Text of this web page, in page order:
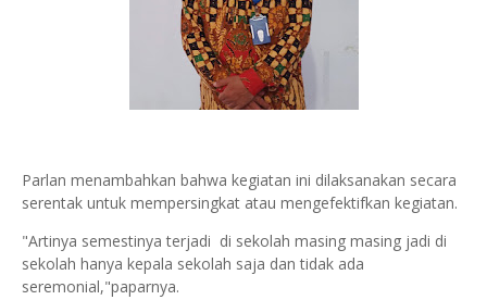
Parlan menambahkan bahwa kegiatan ini dilaksanakan secara
serentak untuk mempersingkat atau mengefektifkan kegiatan.
"Artinya semestinya terjadi di sekolah masing masing jadi di
sekolah hanya kepala sekolah saja dan tidak ada
seremonial,"paparnya.